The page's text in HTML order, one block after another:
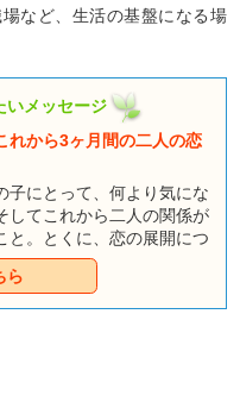
など、生活の基盤になる場
いメッセージ
れから3ヶ月間の二人の恋
子にとって、何より気にな
してこれから二人の関係が
と。とくに、恋の展開につ
よね。ここでは、3ヶ月と
いきます。
ら